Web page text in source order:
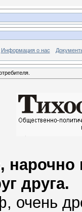
Информация о нас
друга.
очень